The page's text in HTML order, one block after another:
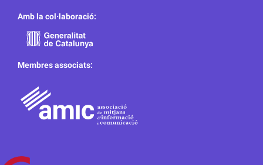
Amb la col·laboració:
Membres associats: